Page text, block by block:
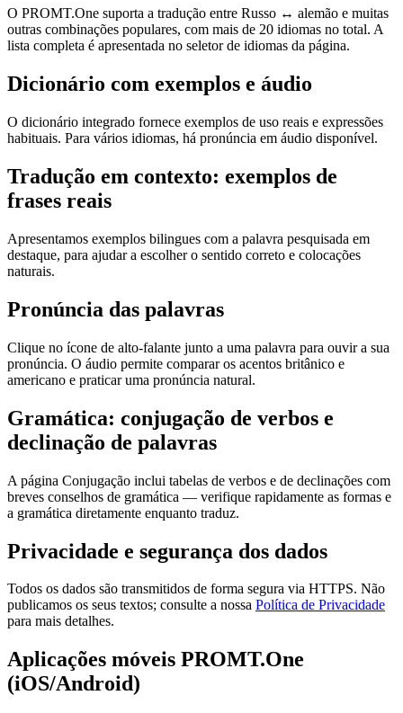
O PROMT.One suporta a tradução entre Russo ↔ alemão e muitas
outras combinações populares, com mais de 20 idiomas no total. A
lista completa é apresentada no seletor de idiomas da página.
Dicionário com exemplos e áudio
O dicionário integrado fornece exemplos de uso reais e expressões
habituais. Para vários idiomas, há pronúncia em áudio disponível.
Tradução em contexto: exemplos de
frases reais
Apresentamos exemplos bilingues com a palavra pesquisada em
destaque, para ajudar a escolher o sentido correto e colocações
naturais.
Pronúncia das palavras
Clique no ícone de alto-falante junto a uma palavra para ouvir a sua
pronúncia. O áudio permite comparar os acentos britânico e
americano e praticar uma pronúncia natural.
Gramática: conjugação de verbos e
declinação de palavras
A página Conjugação inclui tabelas de verbos e de declinações com
breves conselhos de gramática — verifique rapidamente as formas e
a gramática diretamente enquanto traduz.
Privacidade e segurança dos dados
Todos os dados são transmitidos de forma segura via HTTPS. Não
publicamos os seus textos; consulte a nossa Política de Privacidade
para mais detalhes.
Aplicações móveis PROMT.One
(iOS/Android)